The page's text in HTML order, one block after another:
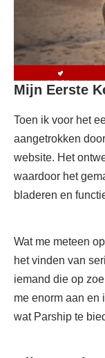
Mijn Eerste
Toen ik voor het
aangetrokken
website. Het
waardoor het
bladeren en
Wat me meteen
het vinden van
iemand die op
me enorm aan en
wat Parship te